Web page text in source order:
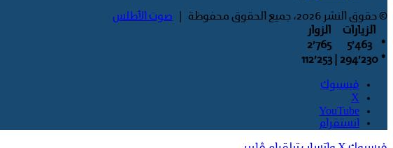
© حقوق النشر 2026، جميع الحقوق محفوظة |
صوت الأطلس
الزيارات
الزوار
*
5٬463
2٬765
* 294٬230
فيسبوك
‫X
‫YouTube
انستقرام